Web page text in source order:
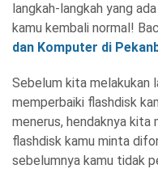
langkah-langkah yang
kamu kembali normal!
dan Komputer di
Sebelum kita melakukan
memperbaiki flashdisk
menerus, hendaknya kita
flashdisk kamu minta
sebelumnya kamu tidak